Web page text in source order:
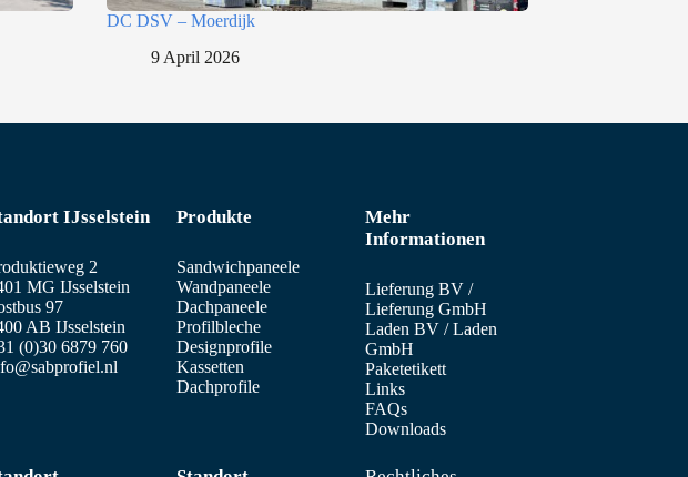
DC DSV – Moerdijk
9 April 2026
IJsselstein
2
MG IJsselstein
97
AB IJsselstein
(0)30 6879 760
Produkte
Sandwichpaneele
Wandpaneele
Dachpaneele
Profilbleche
Designprofile
Kassetten
Dachprofile
Mehr
Informationen
Lieferung BV /
Lieferung GmbH
Laden BV /Laden
GmbH
Paketetikett
Links
FAQs
Downloads